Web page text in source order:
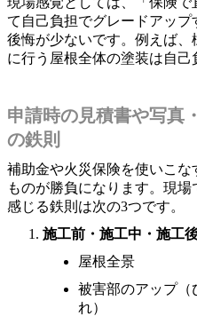
て自己負担でグレードアップ
後悔が少ないです。例えば
に行う屋根全体の塗装は自己
申請時の見積書や写真
の鉄則
補助金や火災保険を使いこ
ものが勝負になります。現
感じる鉄則は次の3つです。
施工前・施工中・施工
屋根全景
被害部のアップ（
れ）